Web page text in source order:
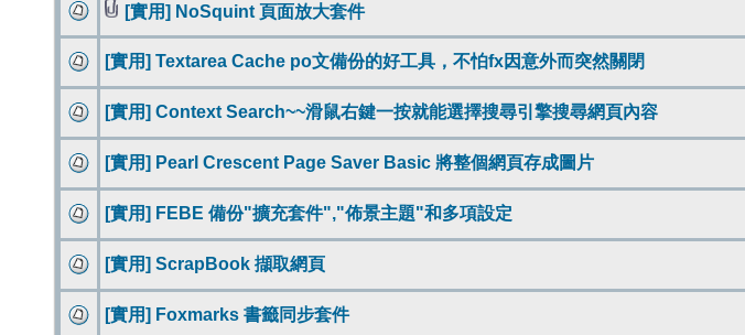
[實用] NoSquint 頁面放大套件
[實用] Textarea Cache po文備份的好工具，不怕fx因意外而突然關閉
[實用] Context Search~~滑鼠右鍵一按就能選擇搜尋引擎搜尋網頁內容
[實用] Pearl Crescent Page Saver Basic 將整個網頁存成圖片
[實用] FEBE 備份"擴充套件","佈景主題"和多項設定
[實用] ScrapBook 擷取網頁
[實用] Foxmarks 書籤同步套件